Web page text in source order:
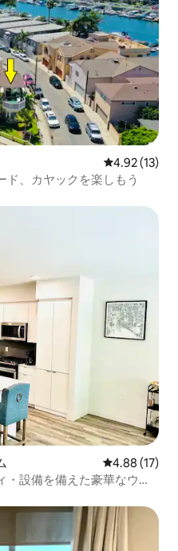
レビュー13
4.92 (13)
、カヤックを楽しもう
レビュー17
4.88 (17)
・設備を備えた豪華なウォ